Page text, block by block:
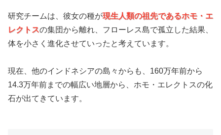
研究チームは、彼女の種が現生人類の祖先であるホモ・エ
レクトスの集団から離れ、フローレス島で孤立した結果、
体を小さく進化させていったと考えています。
現在、他のインドネシアの島々からも、160万年前から
14.3万年前までの幅広い地層から、ホモ・エレクトスの化
石が出てきています。